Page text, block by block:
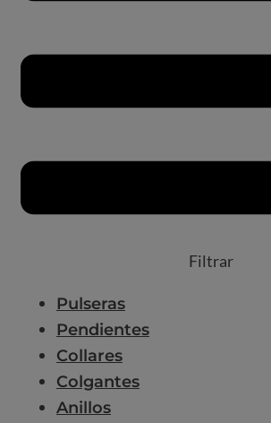
Filtrar
Pulseras
Pendientes
Collares
Colgantes
Anillos